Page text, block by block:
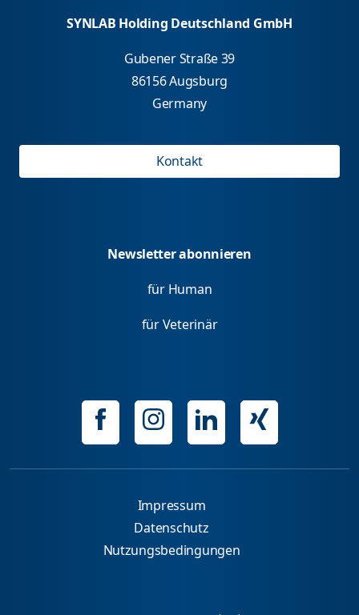
SYNLAB Holding Deutschland GmbH
Gubener Straße 39
86156 Augsburg
Germany
Kontakt
Newsletter abonnieren
für Human
für Veterinär
Impressum
Datenschutz
Nutzungsbedingungen